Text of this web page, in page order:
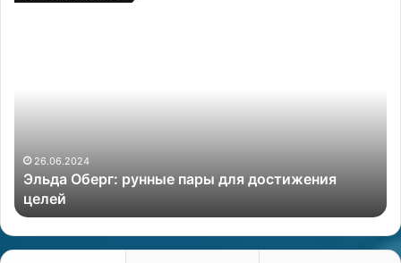
достижения
ы
г
о
27.06.2024